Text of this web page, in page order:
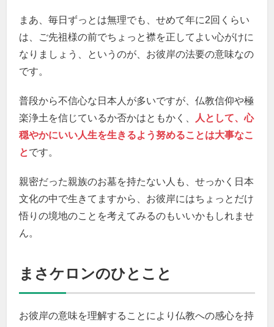
まあ、毎日ずっとは無理でも、せめて年に2回くらい
は、ご先祖様の前でちょっと襟を正してよい心がけに
なりましょう、というのが、お彼岸の法要の意味なの
です。
普段から不信心な日本人が多いですが、仏教信仰や極
楽浄土を信じているか否かはともかく、
人として、心
穏やかにいい人生を生きるよう努めることは大事なこ
とです。
親密だった親族のお墓を持たない人も、せっかく日本
文化の中で生きてますから、お彼岸にはちょっとだけ
悟りの境地のことを考えてみるのもいいかもしれませ
ん。
まさケロンのひとこと
お彼岸の意味を理解することにより仏教への感心を持